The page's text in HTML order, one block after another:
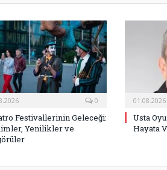
0
Festivallerinin Geleceği:
Yenilikler ve
01.08.2026
Usta
Hayata